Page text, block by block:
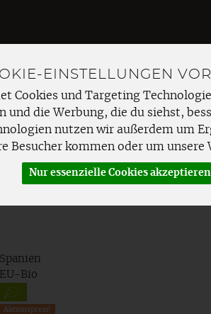
EINSTELLUNGEN VOR
Cookies und Targeting
und die Werbung, die du siehst,
nutzen wir außerdem um
Besucher kommen oder um
Nur essenzielle Cookies akzeptieren
Produkt
FRISCHETHEKE
Spanien
EU-Bio
Aktionspreis!